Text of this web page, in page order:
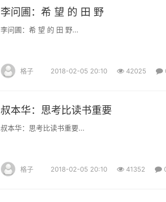
李问圃：希 望 的 田 野
李问圃：希 望 的 田 野...
格子 2018-02-05 20:10 42025
叔本华：思考比读书重要
叔本华：思考比读书重要...
格子 2018-02-05 20:10 41352